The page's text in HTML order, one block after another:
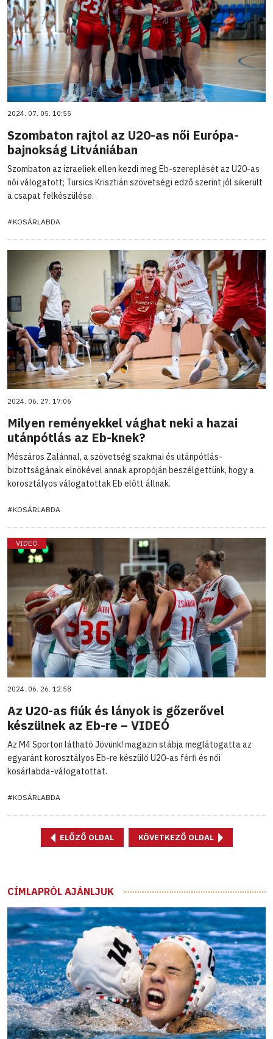
2024. 07. 05. 10:55
Szombaton rajtol az U20-as női Európa-
bajnokság Litvániában
Szombaton az izraeliek ellen kezdi meg Eb-szereplését az U20-as
női válogatott; Tursics Krisztián szövetségi edző szerint jól sikerült
a csapat felkészülése.
#KOSÁRLABDA
2024. 06. 27. 17:06
Milyen reményekkel vághat neki a hazai
utánpótlás az Eb-knek?
Mészáros Zalánnal, a szövetség szakmai és utánpótlás-
bizottságának elnökével annak apropóján beszélgettünk, hogy a
korosztályos válogatottak Eb előtt állnak.
#KOSÁRLABDA
VIDEÓ
2024. 06. 26. 12:58
Az U20-as fiúk és lányok is gőzerővel
készülnek az Eb-re – VIDEÓ
Az M4 Sporton látható Jövünk! magazin stábja meglátogatta az
egyaránt korosztályos Eb-re készülő U20-as férfi és női
kosárlabda-válogatottat.
#KOSÁRLABDA
ELŐZŐ OLDAL KÖVETKEZŐ OLDAL
CÍMLAPRÓL AJÁNLJUK